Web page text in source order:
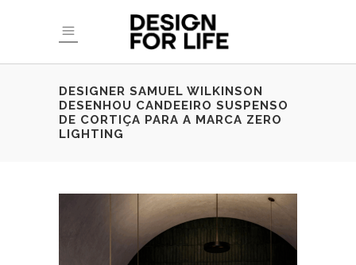
DESIGNER SAMUEL WILKINSON
DESENHOU CANDEEIRO SUSPENSO
DE CORTIÇA PARA A MARCA ZERO
LIGHTING